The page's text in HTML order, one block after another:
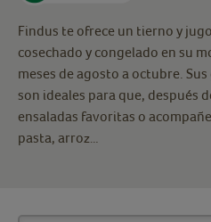
Findus te ofrece un tierno y
cosechado y congelado en su
meses de agosto a octubre.
son ideales para que, después
ensaladas favoritas o
pasta, arroz…